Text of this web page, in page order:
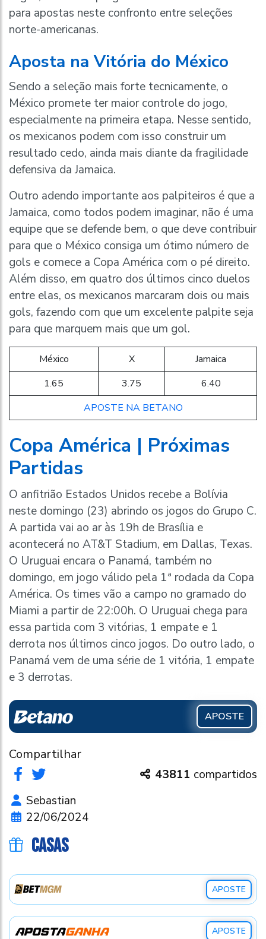
para apostas neste confronto entre seleções
norte-americanas.
Aposta na Vitória do México
Sendo a seleção mais forte tecnicamente, o
México promete ter maior controle do jogo,
especialmente na primeira etapa. Nesse sentido,
os mexicanos podem com isso construir um
resultado cedo, ainda mais diante da fragilidade
defensiva da Jamaica.
Outro adendo importante aos palpiteiros é que a
Jamaica, como todos podem imaginar, não é uma
equipe que se defende bem, o que deve contribuir
para que o México consiga um ótimo número de
gols e comece a Copa América com o pé direito.
Além disso, em quatro dos últimos cinco duelos
entre elas, os mexicanos marcaram dois ou mais
gols, fazendo com que um excelente palpite seja
para que marquem mais que um gol.
México X
Jamaica
1.65
3.75
6.40
APOSTE NA BETANO
Copa América | Próximas
Partidas
O anfitrião Estados Unidos recebe a Bolívia
neste domingo (23) abrindo os jogos do Grupo C.
A partida vai ao ar às 19h de Brasília e
acontecerá no AT&T Stadium, em Dallas, Texas.
O Uruguai encara o Panamá, também no
domingo, em jogo válido pela 1ª rodada da Copa
América. Os times vão a campo no gramado do
Miami a partir de 22:00h. O Uruguai chega para
essa partida com 3 vitórias, 1 empate e 1
derrota nos últimos cinco jogos. Do outro lado, o
Panamá vem de uma série de 1 vitória, 1 empate
e 3 derrotas.
APOSTE
Compartilhar
43811 compartidos
Sebastian
22/06/2024
CASAS
APOSTE
APOSTE